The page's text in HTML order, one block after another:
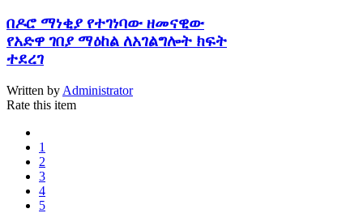
በዶሮ ማነቂያ የተገነባው ዘመናዊው
የአድዋ ገበያ ማዕከል ለአገልግሎት ክፍት
ተደረገ
Written by Administrator
Rate this item
1
2
3
4
5